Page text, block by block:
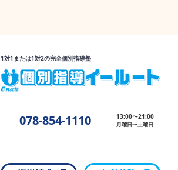
1対1または1対2の完全個別指導塾
078-854-1110 13:00〜21:00
月曜日〜土曜日